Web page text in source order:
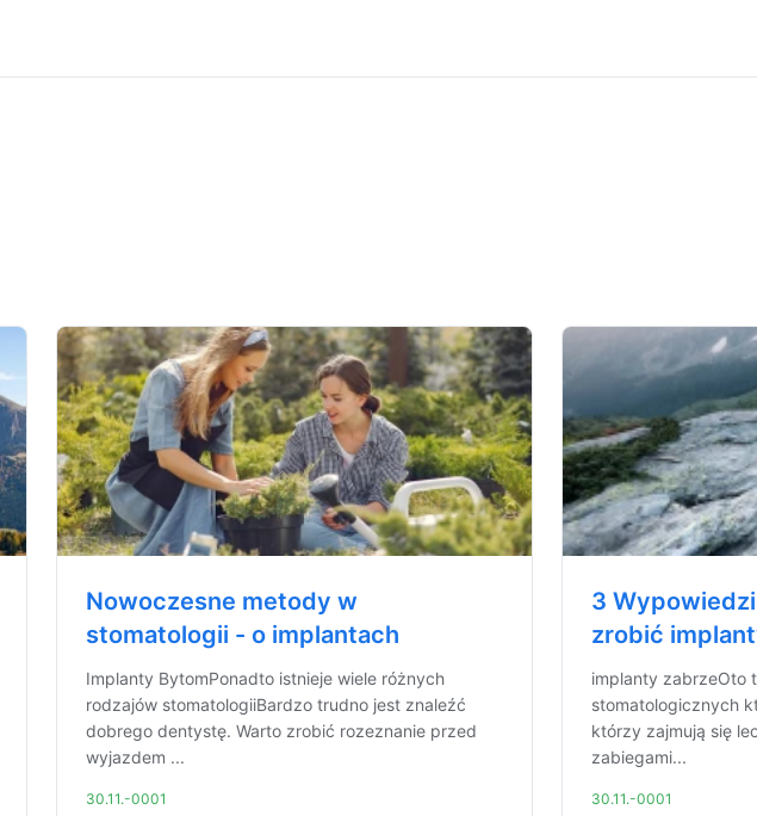
Nowoczesne metody w
stomatologii - o implantach
Implanty BytomPonadto istnieje wiele różnych
rodzajów stomatologiiBardzo trudno jest znaleźć
dobrego dentystę. Warto zrobić rozeznanie przed
wyjazdem ...
30.11.-0001
3
zrobić
implanty zabrzeOto
stomatologicznych
którzy zajmują się
zabiegami...
30.11.-0001